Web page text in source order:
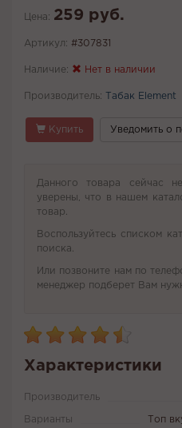
Цена: 259 руб.
Артикул: #307831
Наличие: Нет в наличии
Производитель: Табак Element
Купить Уведомить о
Данного товара сейчас
уверены, что в нашем
товар.
Воспользуйтесь списком
поиска.
Или позвоните нам по
менеджер подберет Вам
Характеристики
Производитель
Варианты Топ